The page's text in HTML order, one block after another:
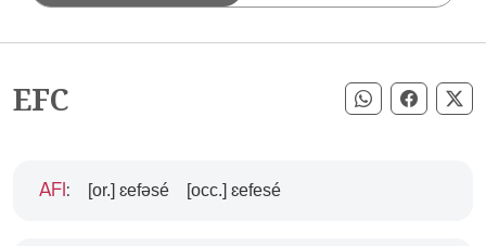
EFC Compartir
AFI : [or.] ɛefəsé [occ.] ɛefesé